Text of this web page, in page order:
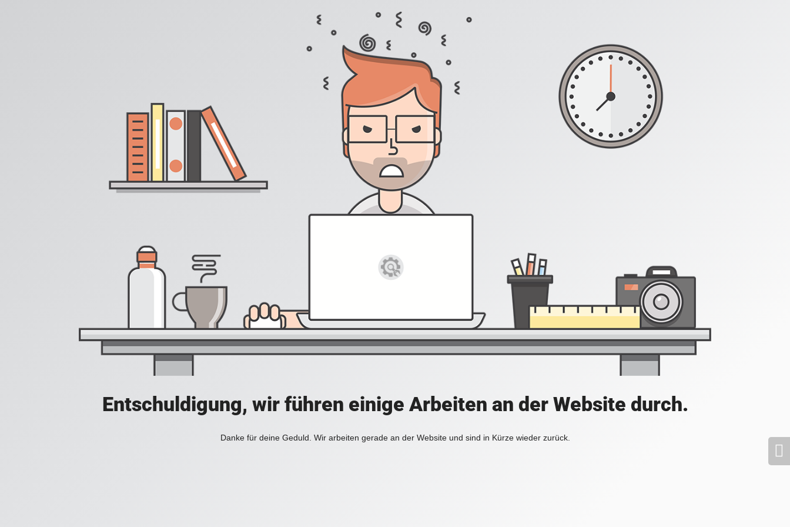
Entschuldigung, wir führen einige Arbeiten an der Website durch.
Danke für deine Geduld. Wir arbeiten gerade an der Website und sind in Kürze wieder zurück.